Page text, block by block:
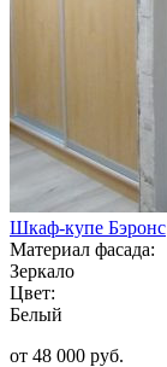
Шкаф-купе Бэронс
Материал фасада:
Зеркало
Цвет:
Белый
от 48 000 руб.